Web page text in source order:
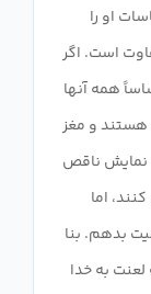
او را
است. اگر
همه آنها
هستند و مغز
نمایش ناقص
اما
بدهم. بنا
به خدا